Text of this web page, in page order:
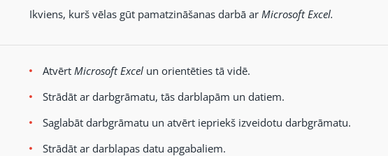
Ikviens, kurš vēlas gūt pamatzināšanas darbā ar Microsoft Excel.
Atvērt Microsoft Excelun orientēties tā vidē.
Strādāt ar darbgrāmatu, tās darblapām un datiem.
Saglabāt darbgrāmatu un atvērt iepriekš izveidotu darbgrāmatu.
Strādāt ar darblapas datu apgabaliem.